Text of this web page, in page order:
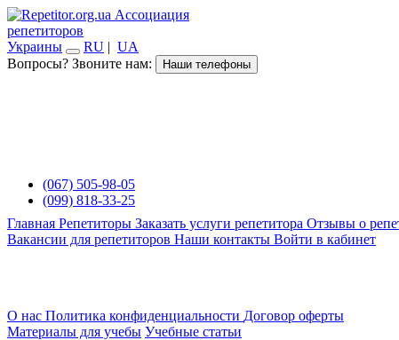
Ассоциация
репетиторов
Украины
RU | UA
Вопросы? Звоните нам:
Наши телефоны
(067) 505-98-05
(099) 818-33-25
Главная Репетиторы Заказать услуги репетитора Отзывы о
Вакансии для репетиторов Наши контакты Войти в кабинет
О нас Политика конфиденциальности Договор оферты
Материалы для учебы Учебные статьи